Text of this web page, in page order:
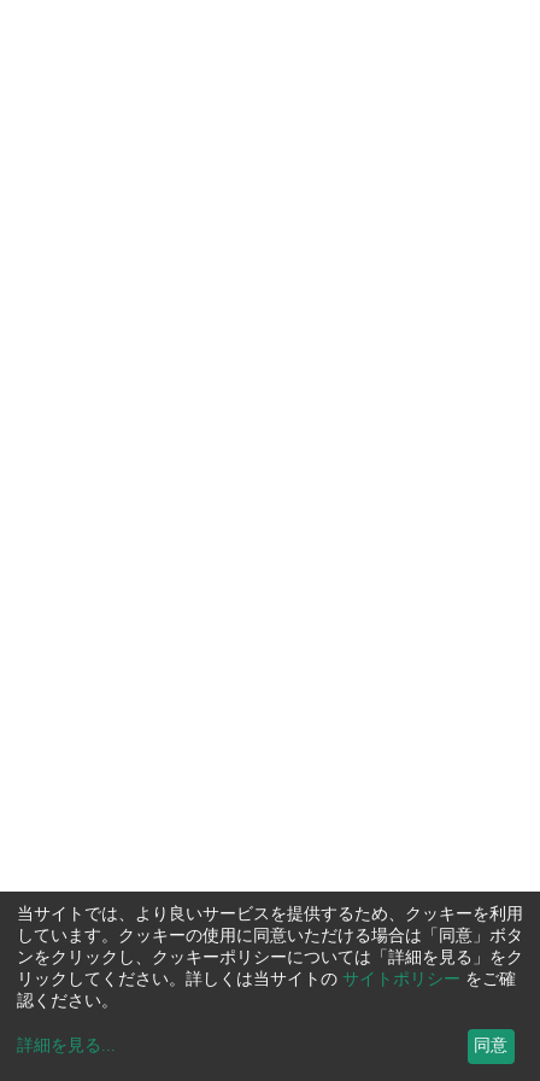
当サイトでは、より良いサービスを提供するため、クッキーを利用
しています。クッキーの使用に同意いただける場合は「同意」ボタ
ンをクリックし、クッキーポリシーについては「詳細を見る」をク
リックしてください。詳しくは当サイトの サイトポリシー をご確
認ください。
詳細を見る ... 同意